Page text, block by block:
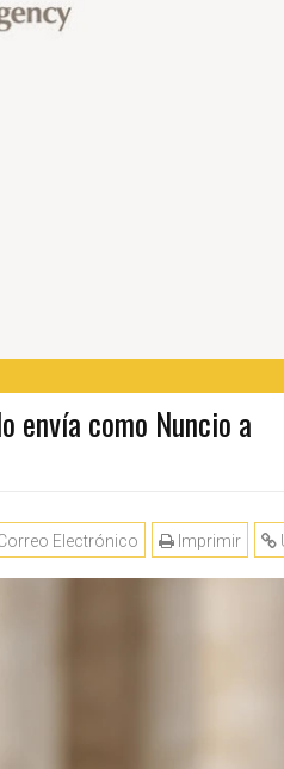
envía como Nuncio a
Imprimir
Electrónico